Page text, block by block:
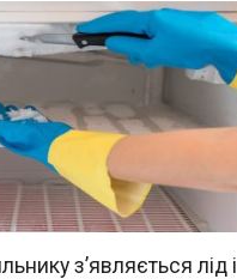
з’являється лід і